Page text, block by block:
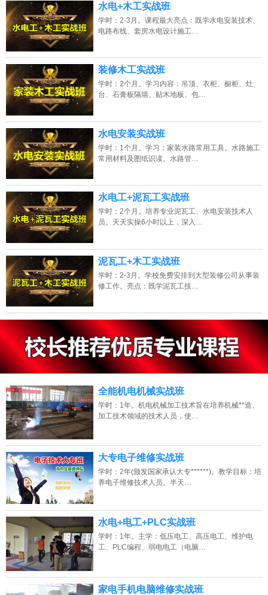
水电+木工实战班
学时：2-3月。课程最大亮点：既学水电安装技术、
电路布线、套房水电设计施工…
装修木工实战班
学时：2个月。学习内容：吊顶、衣柜、橱柜、灶
台、石膏板隔墙、贴木地板、包…
水电安装实战班
学时：1个月。学习：家装水路常用工具。水路施工
常用材料及图纸识读。水路管…
水电工+泥瓦工实战班
学时：2个月。培养专业泥瓦工、水电安装技术人
员。天天实操6小时以上，深入…
泥瓦工+木工实战班
学时：2-3月。学校免费安排到大型装修公司从事装
修工作。亮点：既学泥瓦工技…
点击免费咨询电话：13807313137
全能机电机械实战班
学时：1年。机电机械加工技术旨在培养机械**造、
加工技术领域的技术人员，使…
大专电子维修实战班
学时：2年(颁发国家承认大专******)。教学目标：培
养电子维修技术人员。半天…
水电+电工+PLC实战班
学时：1年。主学：低压电工、高压电工、维护电
工、PLC编程、弱电电工（电脑…
家电手机电脑维修实战班